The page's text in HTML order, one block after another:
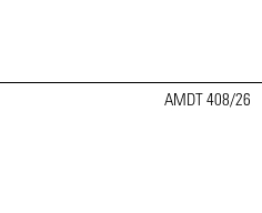
AMDT 408/26